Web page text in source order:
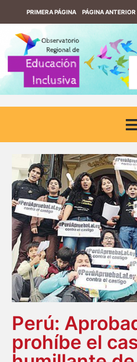
PRIMERA PÁGINA PÁGINA ANTERIOR
REDUCIR EL TEXTO
DESCARGUE EL LECTOR DE PANTALLA
Perú:
prohíbe el